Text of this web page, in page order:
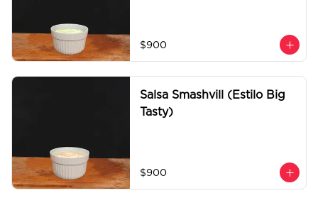
$900
Salsa Smashvill (Estilo Big
Tasty)
$900